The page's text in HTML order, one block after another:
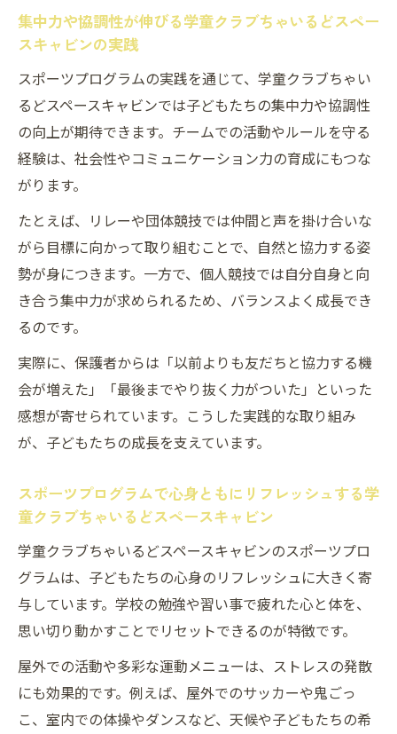
集中力や協調性が伸びる学童クラブちゃいるどスペー
スキャビンの実践
スポーツプログラムの実践を通じて、学童クラブちゃい
るどスペースキャビンでは子どもたちの集中力や協調性
の向上が期待できます。チームでの活動やルールを守る
経験は、社会性やコミュニケーション力の育成にもつな
がります。
たとえば、リレーや団体競技では仲間と声を掛け合いな
がら目標に向かって取り組むことで、自然と協力する姿
勢が身につきます。一方で、個人競技では自分自身と向
き合う集中力が求められるため、バランスよく成長でき
るのです。
実際に、保護者からは「以前よりも友だちと協力する機
会が増えた」「最後までやり抜く力がついた」といった
感想が寄せられています。こうした実践的な取り組み
が、子どもたちの成長を支えています。
スポーツプログラムで心身ともにリフレッシュする学
童クラブちゃいるどスペースキャビン
学童クラブちゃいるどスペースキャビンのスポーツプロ
グラムは、子どもたちの心身のリフレッシュに大きく寄
与しています。学校の勉強や習い事で疲れた心と体を、
思い切り動かすことでリセットできるのが特徴です。
屋外での活動や多彩な運動メニューは、ストレスの発散
にも効果的です。例えば、屋外でのサッカーや鬼ごっ
こ、室内での体操やダンスなど、天候や子どもたちの希